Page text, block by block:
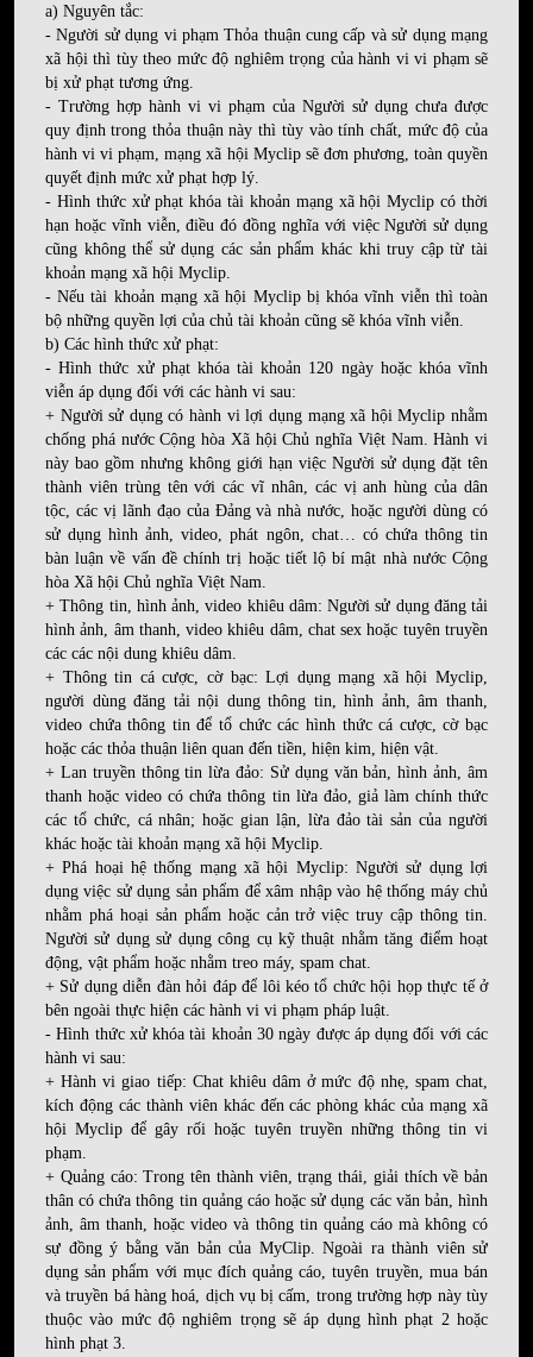
a) Nguyên tắc:
- Người sử dụng vi phạm Thỏa thuận cung cấp và sử dụng mạng
xã hội thì tùy theo mức độ nghiêm trọng của hành vi vi phạm sẽ
bị xử phạt tương ứng.
- Trường hợp hành vi vi phạm của Người sử dụng chưa được
quy định trong thỏa thuận này thì tùy vào tính chất, mức độ của
hành vi vi phạm, mạng xã hội Myclip sẽ đơn phương, toàn quyền
quyết định mức xử phạt hợp lý.
- Hình thức xử phạt khóa tài khoản mạng xã hội Myclip có thời
hạn hoặc vĩnh viễn, điều đó đồng nghĩa với việc Người sử dụng
cũng không thể sử dụng các sản phẩm khác khi truy cập từ tài
khoản mạng xã hội Myclip.
- Nếu tài khoản mạng xã hội Myclip bị khóa vĩnh viễn thì toàn
bộ những quyền lợi của chủ tài khoản cũng sẽ khóa vĩnh viễn.
b) Các hình thức xử phạt:
- Hình thức xử phạt khóa tài khoản 120 ngày hoặc khóa vĩnh
viễn áp dụng đối với các hành vi sau:
+ Người sử dụng có hành vi lợi dụng mạng xã hội Myclip nhằm
chống phá nước Cộng hòa Xã hội Chủ nghĩa Việt Nam. Hành vi
này bao gồm nhưng không giới hạn việc Người sử dụng đặt tên
thành viên trùng tên với các vĩ nhân, các vị anh hùng của dân
tộc, các vị lãnh đạo của Đảng và nhà nước, hoặc người dùng có
sử dụng hình ảnh, video, phát ngôn, chat… có chứa thông tin
bàn luận về vấn đề chính trị hoặc tiết lộ bí mật nhà nước Cộng
hòa Xã hội Chủ nghĩa Việt Nam.
+ Thông tin, hình ảnh, video khiêu dâm: Người sử dụng đăng tải
hình ảnh, âm thanh, video khiêu dâm, chat sex hoặc tuyên truyền
các các nội dung khiêu dâm.
+ Thông tin cá cược, cờ bạc: Lợi dụng mạng xã hội Myclip,
người dùng đăng tải nội dung thông tin, hình ảnh, âm thanh,
video chứa thông tin để tổ chức các hình thức cá cược, cờ bạc
hoặc các thỏa thuận liên quan đến tiền, hiện kim, hiện vật.
+ Lan truyền thông tin lừa đảo: Sử dụng văn bản, hình ảnh, âm
thanh hoặc video có chứa thông tin lừa đảo, giả làm chính thức
các tổ chức, cá nhân; hoặc gian lận, lừa đảo tài sản của người
khác hoặc tài khoản mạng xã hội Myclip.
+ Phá hoại hệ thống mạng xã hội Myclip: Người sử dụng lợi
dụng việc sử dụng sản phẩm để xâm nhập vào hệ thống máy chủ
nhằm phá hoại sản phẩm hoặc cản trở việc truy cập thông tin.
Người sử dụng sử dụng công cụ kỹ thuật nhằm tăng điểm hoạt
động, vật phẩm hoặc nhằm treo máy, spam chat.
+ Sử dụng diễn đàn hỏi đáp để lôi kéo tổ chức hội họp thực tế ở
bên ngoài thực hiện các hành vi vi phạm pháp luật.
- Hình thức xử khóa tài khoản 30 ngày được áp dụng đối với các
hành vi sau:
+ Hành vi giao tiếp: Chat khiêu dâm ở mức độ nhẹ, spam chat,
kích động các thành viên khác đến các phòng khác của mạng xã
hội Myclip để gây rối hoặc tuyên truyền những thông tin vi
phạm.
+ Quảng cáo: Trong tên thành viên, trạng thái, giải thích về bản
thân có chứa thông tin quảng cáo hoặc sử dụng các văn bản, hình
ảnh, âm thanh, hoặc video và thông tin quảng cáo mà không có
sự đồng ý bằng văn bản của MyClip. Ngoài ra thành viên sử
dụng sản phẩm với mục đích quảng cáo, tuyên truyền, mua bán
và truyền bá hàng hoá, dịch vụ bị cấm, trong trường hợp này tùy
thuộc vào mức độ nghiêm trọng sẽ áp dụng hình phạt 2 hoặc
hình phạt 3.